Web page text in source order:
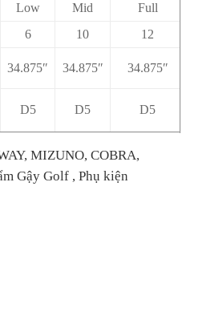
Low Mid Full
6 10 12
34.875″ 34.875″ 34.875″
D5 D5 D5
MIZUNO, COBRA,
Gậy Golf , Phụ kiện